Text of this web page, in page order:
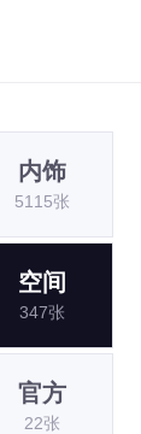
内饰
5115张
空间
347张
官方
22张